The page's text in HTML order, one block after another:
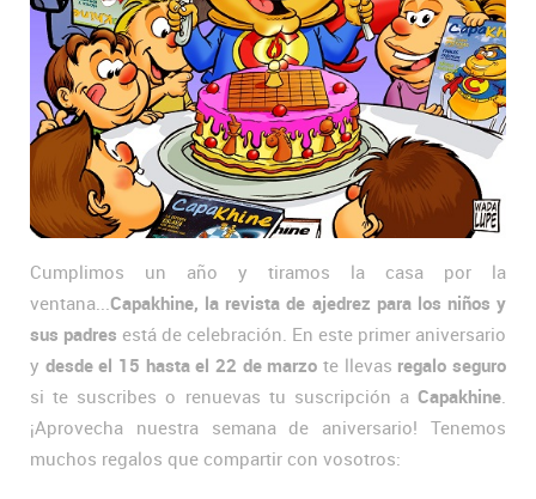
Cumplimos un año y tiramos la casa por la
ventana...Capakhine, la revista de ajedrez para los niños y
sus padres está de celebración. En este primer aniversario
y desde el 15 hasta el 22 de marzo te llevas regalo seguro
si te suscribes o renuevas tu suscripción a Capakhine.
¡Aprovecha nuestra semana de aniversario! Tenemos
muchos regalos que compartir con vosotros: